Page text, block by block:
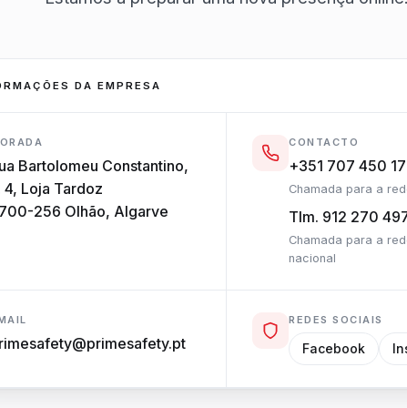
DA EMPRESA
Bartolomeu Constantino,
4, Loja Tardoz
256 Olhão, Algarve
CONTACTO
+351 707 450
Chamada para a
Tlm. 912 270
Chamada para a
nacional
REDES SOCIAIS
Facebook